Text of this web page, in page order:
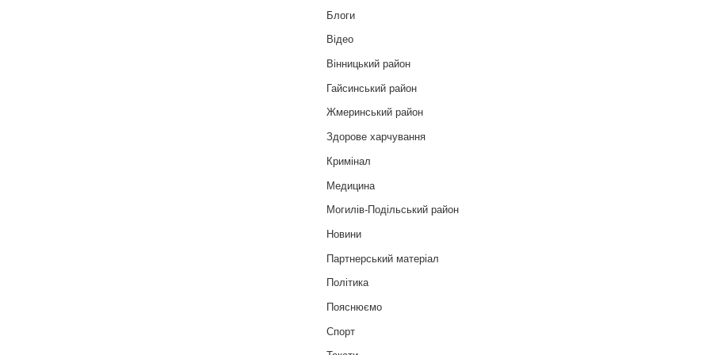
Блоги
Відео
Вінницький район
Гайсинський район
Жмеринський район
Здорове харчування
Кримінал
Медицина
Могилів-Подільський район
Новини
Партнерський матеріал
Політика
Пояснюємо
Спорт